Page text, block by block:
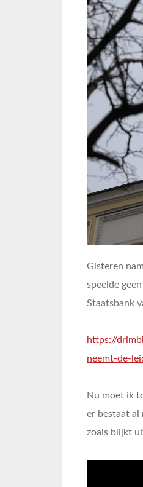
Gisteren
speelde
Staatsbank
https://
neemt-de-
Nu moet ik
er bestaat al
zoals blijkt